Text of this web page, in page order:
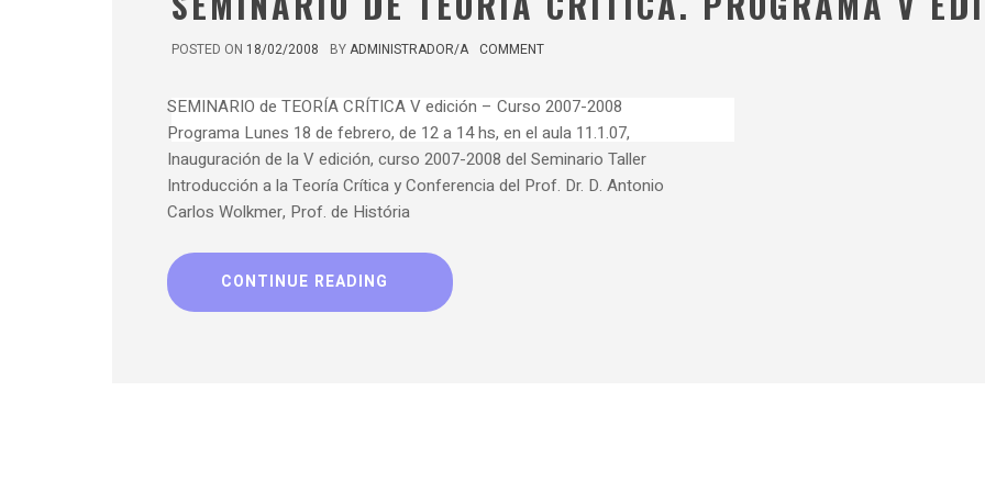
POSTED ON 18/02/2008 BYADMINISTRADOR/A COMMENT
SEMINARIO de TEORÍA CRÍTICA V edición – Curso 2007-2008
Programa Lunes 18 de febrero, de 12 a 14 hs, en el aula 11.1.07,
Inauguración de la V edición, curso 2007-2008 del Seminario Taller
Introducción a la Teoría Crítica y Conferencia del Prof. Dr. D. Antonio
Carlos Wolkmer, Prof. de História
CONTINUE READING